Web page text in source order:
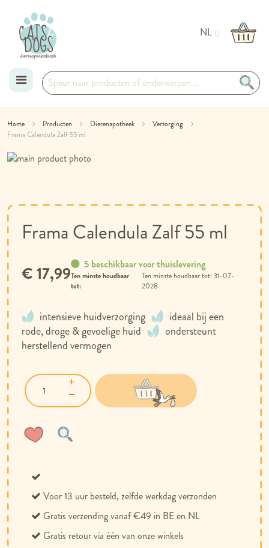
NL
naar
de
Home Producten Dierenapotheek
Verzorging
Frama Calendula Zalf 55 ml
Ga
van
de
afbeeldingen-
gallerij
begin
van
de
afbeeldingen-
gallerij
Frama Calendula Zalf 55 ml
intensieve huidverzorging
ideaal bij een
rode, droge & gevoelige huid
ondersteunt
herstellend vermogen
5 beschikbaar voor thuislevering
Ten minste houdbaar
tot:
31-07-
2028
€ 17,99
Voor 13 uur besteld, zelfde werkdag verzonden
Gratis verzending vanaf €49 in BE en NL
Gratis retour via één van onze winkels